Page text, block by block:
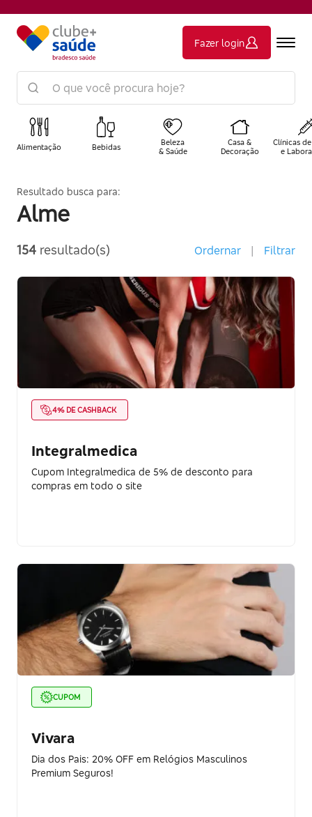
Fazer login
Alimentação Bebidas
Beleza
& Saúde
Casa &
Decoração
Clínicas
e
Resultado busca para:
Alme
154 resultado(s) Ordernar | Filtrar
4% DE CASHBACK
Integralmedica
Cupom Integralmedica de 5% de desconto para
compras em todo o site
CUPOM
Vivara
Dia dos Pais: 20% OFF em Relógios Masculinos
Premium Seguros!